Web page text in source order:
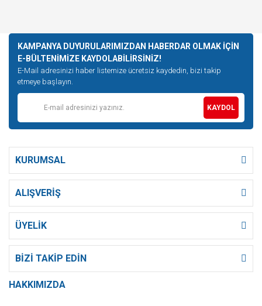
KAMPANYA DUYURULARIMIZDAN HABERDAR OLMAK İÇİN
E-BÜLTENİMİZE KAYDOLABİLİRSİNİZ!
E-Mail adresinizi haber listemize ücretsiz kaydedin, bizi takip
etmeye başlayın.
KAYDOL
KURUMSAL
ALIŞVERİŞ
ÜYELİK
BİZİ TAKİP EDİN
HAKKIMIZDA